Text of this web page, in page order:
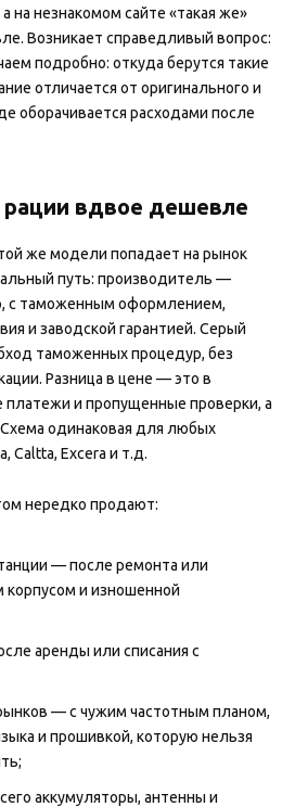
на незнакомом сайте «такая же»
Возникает справедливый вопрос:
подробно: откуда берутся такие
отличается от оригинального и
оборачивается расходами после
рации вдвое дешевле
же модели попадает на рынок
путь: производитель —
с таможенным оформлением,
и заводской гарантией. Серый
таможенных процедур, без
Разница в цене — это в
платежи и пропущенные проверки, а
одинаковая для любых
Caltta, Excera и т.д.
нередко продают:
— после ремонта или
корпусом и изношенной
аренды или списания с
— с чужим частотным планом,
и прошивкой, которую нельзя
аккумуляторы, антенны и